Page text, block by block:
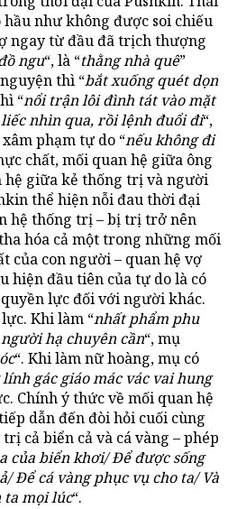
hầu như không được soi chiếu
ngay từ đầu đã trịch thượng
ngu“, là “thằng nhà quê”
thì “bắt xuống quét dọn
“nổi trận lôi đình tát vào mặt
nhìn qua, rồi lệnh đuổi đi“,
phạm tự do “nếu không đi
chất, mối quan hệ giữa ông
hệ giữa kẻ thống trị và người
thể hiện nỗi đau thời đại
hệ thống trị – bị trị trở nên
hóa cả một trong những mối
của con người – quan hệ vợ
hiện đầu tiên của tự do là có
lực đối với người khác.
Khi làm “nhất phẩm phu
hạ chuyên cần“, mụ
“. Khi làm nữ hoàng, mụ có
gác giáo mác vác vai hung
Chính ý thức về mối quan hệ
dẫn đến đòi hỏi cuối cùng
cả biển cả và cá vàng – phép
của biển khơi/ Để được sống
Để cá vàng phục vụ cho ta/ Và
ta mọi lúc“.